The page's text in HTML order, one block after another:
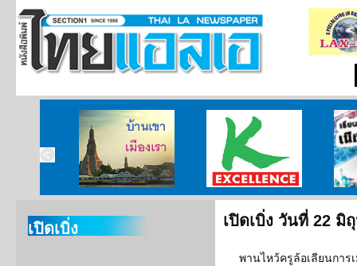
บ้านเขา เมืองเรา ศูนย์วิจัยกสิกรไทย เรีย
เปิดเบิ่ง เปิดเบิ่ง วันที่ 22 มิ
พานไหว้ครูล้อเลียนการ